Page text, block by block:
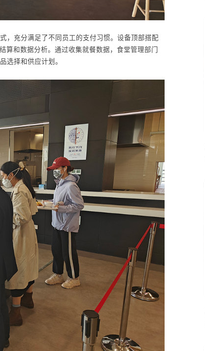
，充分满足了不同员工的支付习惯。设备顶部搭配
和数据分析。通过收集就餐数据，食堂管理部门
选择和供应计划。